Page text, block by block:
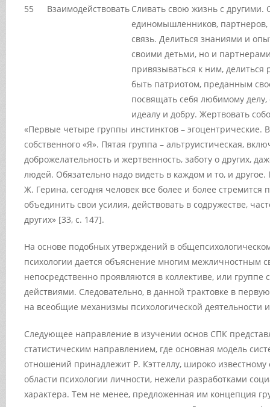
55
Взаимодействовать Сливать свою жизнь с другими.
единомышленников, партнеров,
связь. Делиться знаниями и
своими детьми, но и
привязываться к ним, делиться
быть патриотом, преданным
посвящать себя любимому делу,
идеалу и добру. Жертвовать
«Первые четыре группы инстинктов – эгоцентрические.
собственного «Я». Пятая группа – альтруистическая,
доброжелательность и жертвенность, заботу о других,
людей. Обязательно надо видеть в каждом и то, и
Ж. Герина, сегодня человек все более и более стремится
объединить свои усилия, действовать в содружестве,
других» [33, с. 147].
На основе подобных утверждений в
психологии дается объяснение многим межличностным
непосредственно проявляются в коллективе, или
действиями. Следовательно, в данной трактовке в
на всеобщие механизмы психологической деятельности
Следующее направление в изучении основ СПК
статистическим направлением, где основная модель
отношений принадлежит Р. Кэттеллу, широко известному
области психологии личности, нежели разработками
характера. Тем не менее, предложенная им концепция